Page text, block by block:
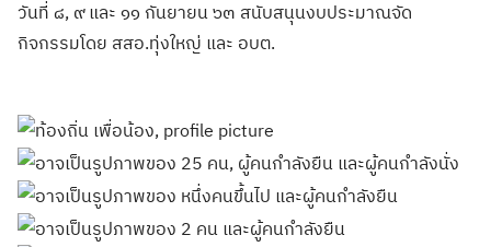
วันที่ ๘, ๙ และ ๑๑ กันยายน ๖๓ สนับสนุนงบประมาณจัด
กิจกรรมโดย สสอ.ทุ่งใหญ่ และ อบต.